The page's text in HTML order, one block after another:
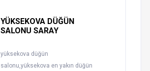
YÜKSEKOVA DÜĞÜN
SALONU SARAY
yüksekova düğün
salonu,yüksekova en yakın düğün